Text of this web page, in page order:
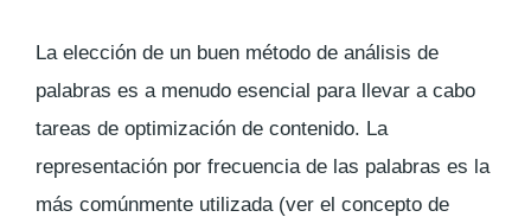
La elección de un buen método de análisis de
palabras es a menudo esencial para llevar a cabo
tareas de optimización de contenido. La
representación por frecuencia de las palabras es la
más comúnmente utilizada (ver el concepto de